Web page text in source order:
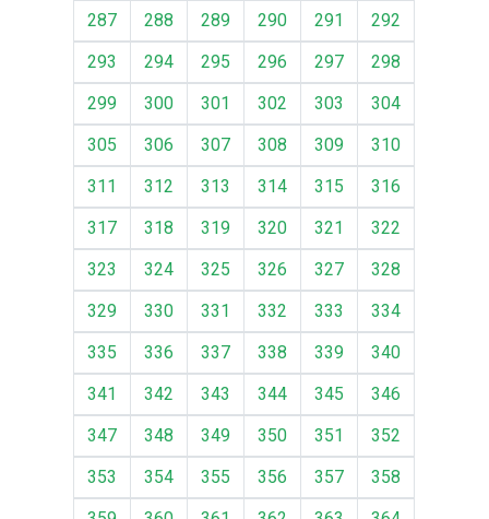
287
288 289 290 291
292
293
294 295 296 297
298
299
300 301 302 303
304
305
306 307 308 309
310
311
312 313 314 315
316
317
318 319 320 321
322
323
324 325 326 327
328
329
330 331 332 333
334
335
336 337 338 339
340
341
342 343 344 345
346
347
348 349 350 351
352
353
354 355 356 357
358